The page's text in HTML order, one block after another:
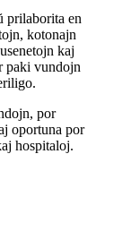
prilaborita en
kotonajn
kaj
paki vundojn
por
oportuna por
hospitaloj.